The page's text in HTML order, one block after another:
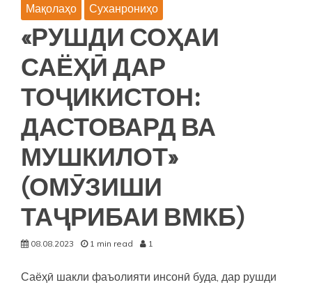
Мақолаҳо Суханрониҳо
«РУШДИ СОҲАИ
САЁҲӢ ДАР
ТОҶИКИСТОН:
ДАСТОВАРД ВА
МУШКИЛОТ»
(ОМӮЗИШИ
ТАҶРИБАИ ВМКБ)
08.08.2023 1 min read 1
Саёҳӣ шакли фаъолияти инсонӣ буда, дар рушди